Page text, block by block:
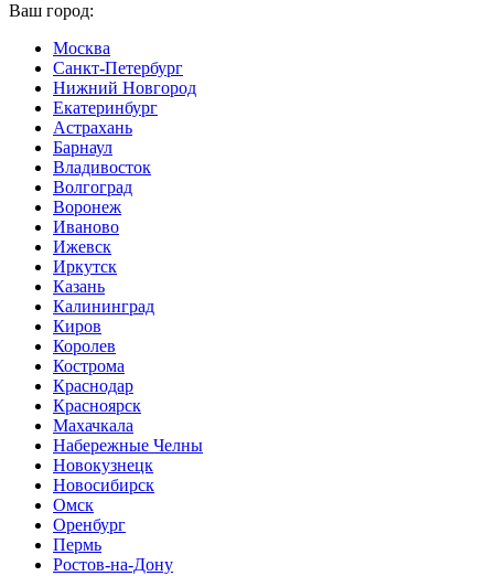
Ваш город:
Москва
Санкт-Петербург
Нижний Новгород
Екатеринбург
Астрахань
Барнаул
Владивосток
Волгоград
Воронеж
Иваново
Ижевск
Иркутск
Казань
Калининград
Киров
Королев
Кострома
Краснодар
Красноярск
Махачкала
Набережные Челны
Новокузнецк
Новосибирск
Омск
Оренбург
Пермь
Ростов-на-Дону